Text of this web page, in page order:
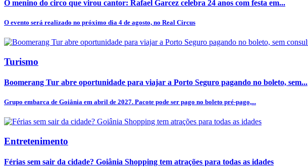
O menino do circo que virou cantor: Rafael Garcez celebra 24 anos com festa em...
O evento será realizado no próximo dia 4 de agosto, no Real Circus
Turismo
Boomerang Tur abre oportunidade para viajar a Porto Seguro pagando no boleto, sem...
Grupo embarca de Goiânia em abril de 2027. Pacote pode ser pago no boleto pré-pago,...
Entretenimento
Férias sem sair da cidade? Goiânia Shopping tem atrações para todas as idades